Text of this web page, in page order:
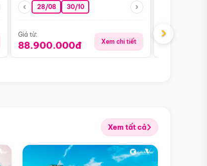
28/08 30/10
Giá từ:
88.900.000đ Xem chi tiết
Giá từ:
›
Xem tất cả